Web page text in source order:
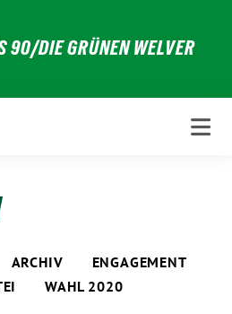
90/DIE GRÜNEN WELVER
ARCHIV
ENGAGEMENT
WAHL 2020